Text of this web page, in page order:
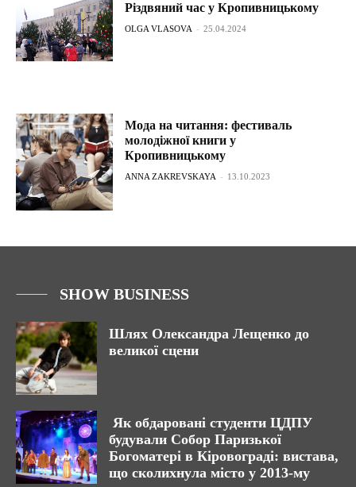
Різдвяний час у Кропивницькому
OLGA VLASOVA - 25.04.2024
Мода на читання: фестиваль
молодіжної книги у
Кропивницькому
ANNA ZAKREVSKAYA - 13.10.2023
SHOW BUSINESS
Шлях Олександра Лещенко до
великої сцени
Як обдаровані студенти ЦДПУ
будували Собор Паризької
Богоматері в Кіровограді: вистава,
що сколихнула місто у 2013-му